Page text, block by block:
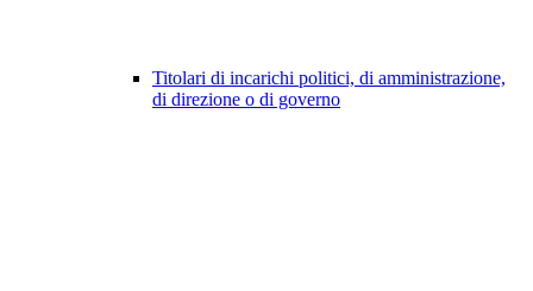
Titolari di incarichi politici, di amministrazione,
di direzione o di governo